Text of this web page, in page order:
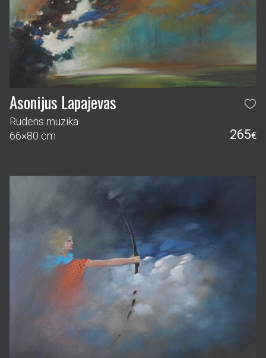
Asonijus Lapajevas
Rudens muzika
66×80 cm
265€